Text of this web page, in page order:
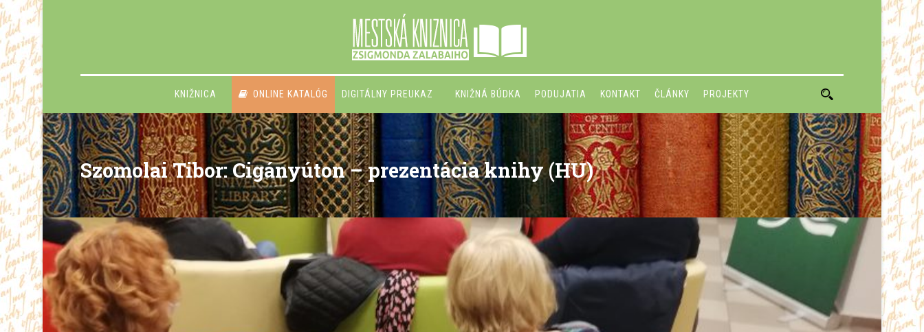
KNIŽNICA ONLINE KATALÓG DIGITÁLNY PREUKAZ KNIŽNÁ BÚDKA PODUJATIA KONTAKT ČLÁNKY PROJEKTY
Szomolai Tibor: Cigányúton – prezentácia knihy (HU)